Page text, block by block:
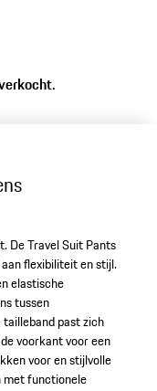
De Travel Suit Pants
flexibiliteit en stijl.
elastische
tussen
past zich
voorkant voor een
voor en stijlvolle
met functionele